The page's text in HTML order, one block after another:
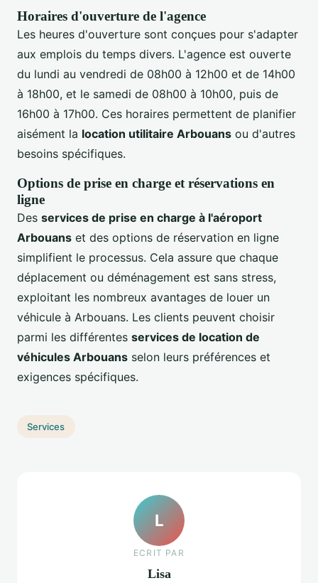
Horaires d'ouverture de l'agence
Les heures d'ouverture sont conçues pour s'adapter
aux emplois du temps divers. L'agence est ouverte
du lundi au vendredi de 08h00 à 12h00 et de 14h00
à 18h00, et le samedi de 08h00 à 10h00, puis de
16h00 à 17h00. Ces horaires permettent de planifier
aisément la location utilitaire Arbouans ou d'autres
besoins spécifiques.
Options de prise en charge et réservations en
ligne
Des services de prise en charge à l'aéroport
Arbouans et des options de réservation en ligne
simplifient le processus. Cela assure que chaque
déplacement ou déménagement est sans stress,
exploitant les nombreux avantages de louer un
véhicule à Arbouans. Les clients peuvent choisir
parmi les différentes services de location de
véhicules Arbouans selon leurs préférences et
exigences spécifiques.
Services
L
ECRIT PAR
Lisa